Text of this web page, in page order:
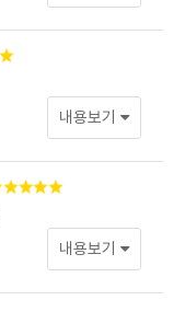
내용보기
내용보기